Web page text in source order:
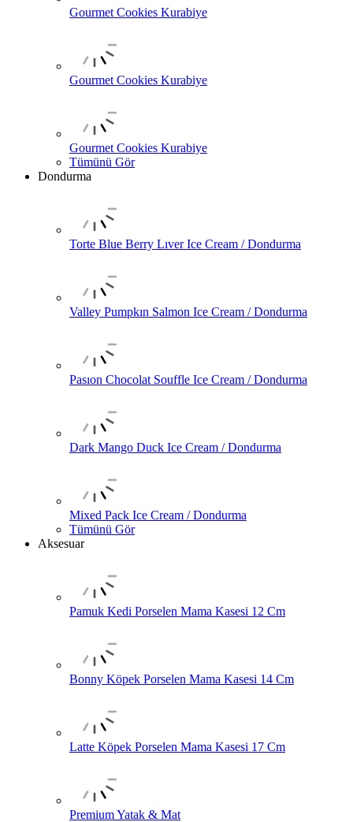
Gourmet Cookies Kurabiye
Gourmet Cookies Kurabiye
Gourmet Cookies Kurabiye
Tümünü Gör
Dondurma
Torte Blue Berry Lıver Ice Cream / Dondurma
Valley Pumpkın Salmon Ice Cream / Dondurma
Pasıon Chocolat Souffle Ice Cream / Dondurma
Dark Mango Duck Ice Cream / Dondurma
Mixed Pack Ice Cream / Dondurma
Tümünü Gör
Aksesuar
Pamuk Kedi Porselen Mama Kasesi 12 Cm
Bonny Köpek Porselen Mama Kasesi 14 Cm
Latte Köpek Porselen Mama Kasesi 17 Cm
Premium Yatak & Mat